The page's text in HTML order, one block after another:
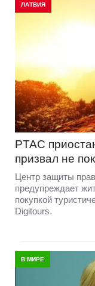
ЛАТВИЯ
PTAC
призвал не
Центр защиты
предупреждает
покупкой
Digitours.
В МИРЕ